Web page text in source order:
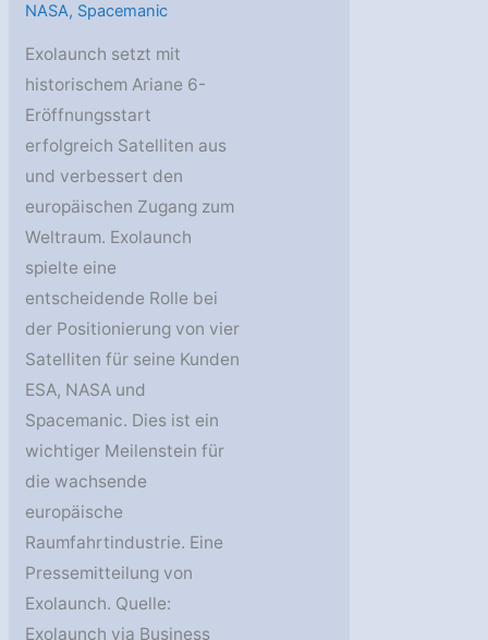
NASA, Spacemanic
Exolaunch setzt mit
historischem Ariane 6-
Eröffnungsstart
erfolgreich Satelliten aus
und verbessert den
europäischen Zugang zum
Weltraum. Exolaunch
spielte eine
entscheidende Rolle bei
der Positionierung von vier
Satelliten für seine Kunden
ESA, NASA und
Spacemanic. Dies ist ein
wichtiger Meilenstein für
die wachsende
europäische
Raumfahrtindustrie. Eine
Pressemitteilung von
Exolaunch. Quelle:
Exolaunch via Business